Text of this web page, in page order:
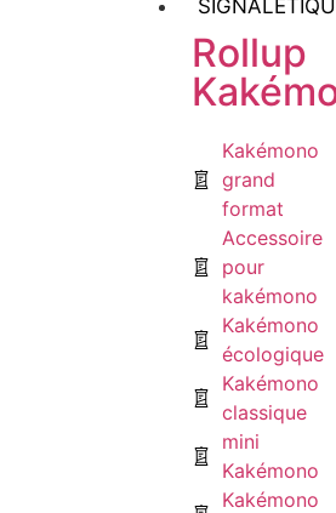
Rollup
Kakémono
grand
format
Accessoire
pour
kakémono
Kakémono
écologique
Kakémono
classique
mini
Kakémono
Kakémono